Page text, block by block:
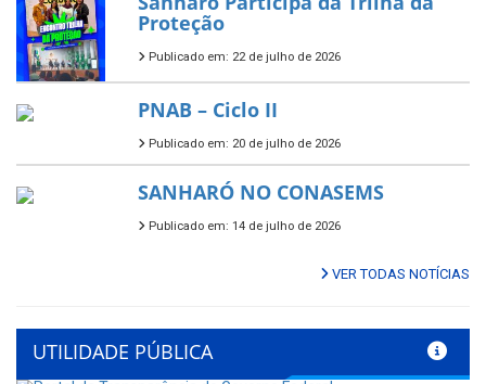
Proteção
Publicado em: 22 de julho de 2026
PNAB – Ciclo II
Publicado em: 20 de julho de 2026
SANHARÓ NO CONASEMS
Publicado em: 14 de julho de 2026
VER TODAS NOTÍCIAS
UTILIDADE PÚBLICA